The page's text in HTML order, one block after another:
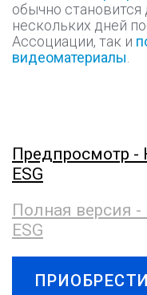
обычно становится
нескольких дней
Ассоциации, так и
видеоматериалы
Предпросмотр -
ESG
Полная версия
ESG